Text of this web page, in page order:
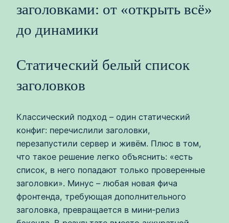
заголовками: от «открыть всё»
до динамики
Статический белый список
заголовков
Классический подход – один статический
конфиг: перечислили заголовки,
перезапустили сервер и живём. Плюс в том,
что такое решение легко объяснить: «есть
список, в него попадают только проверенные
заголовки». Минус – любая новая фича
фронтенда, требующая дополнительного
заголовка, превращается в мини‑релиз